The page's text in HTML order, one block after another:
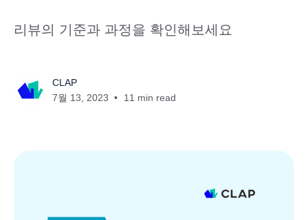
리뷰의 기준과 과정을 확인해보세요
CLAP
7월 13, 2023
11 min read